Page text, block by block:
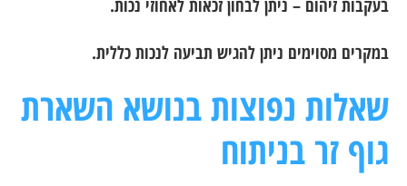
בעקבות זיהום – ניתן לבחון זכאות לאחוזי נכות.
במקרים מסוימים ניתן להגיש תביעה לנכות כללית.
שאלות נפוצות בנושא השארת
גוף זר בניתוח